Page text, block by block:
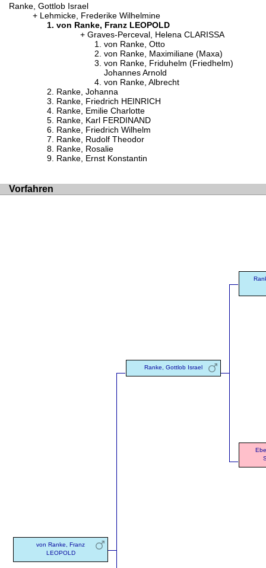
Ranke, Gottlob Israel
Lehmicke, Frederike Wilhelmine
von Ranke, Franz LEOPOLD
Graves-Perceval, Helena CLARISSA
von Ranke, Otto
von Ranke, Maximiliane (Maxa)
von Ranke, Friduhelm (Friedhelm)
Johannes Arnold
von Ranke, Albrecht
Ranke, Johanna
Ranke, Friedrich HEINRICH
Ranke, Emilie Charlotte
Ranke, Karl FERDINAND
Ranke, Friedrich Wilhelm
Ranke, Rudolf Theodor
Ranke, Rosalie
Ranke, Ernst Konstantin
Vorfahren
von Ranke, Franz
LEOPOLD
Ranke, Gottlob Israel